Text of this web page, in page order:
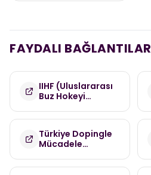
FAYDALI BAĞLANTILAR
IIHF (Uluslararası
Buz Hokeyi
Türkiye Dopingle
Mücadele
(TDMK)